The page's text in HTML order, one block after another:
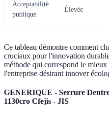
Acceptabilité
publique
Élevée
Ce tableau démontre comment
cruciaux pour l'innovation
méthode qui correspond le
l'entreprise désirant innover
GENERIQUE - Serrure
1130cro Cfejis - JIS